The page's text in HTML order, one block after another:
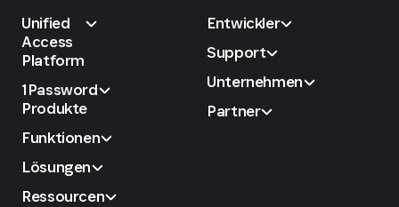
Unified
Access
Platform
1Password
Produkte
Funktionen
Lösungen
Ressourcen
Entwickler
Support
Unternehmen
Partner